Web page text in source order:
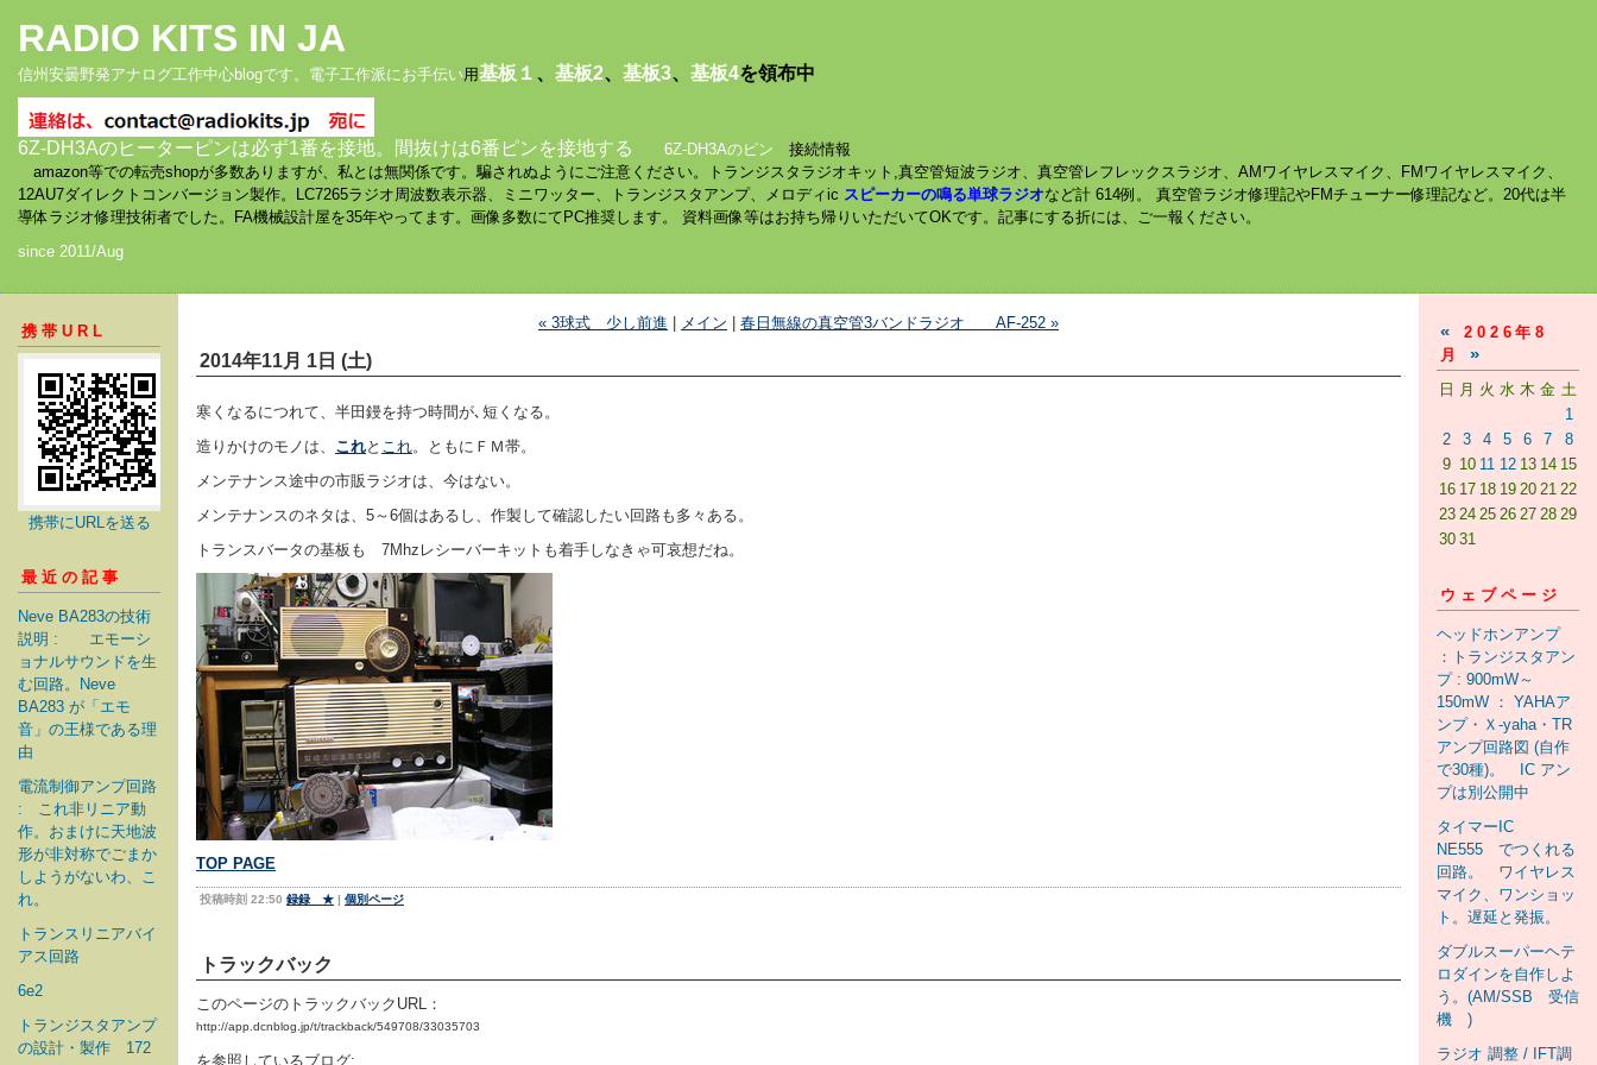
RADIO KITS IN JA
信州安曇野発アナログ工作中心blogです。電子工作派にお手伝い用基板１ 、 基板2、 基板3、 基板4を領布中
6Z-DH3Aのヒーターピンは必ず1番を接地。間抜けは6番ピンを接地する 6Z-DH3Aのピン 接続情報
amazon等での転売shopが多数ありますが、私とは無関係です。騙されぬようにご注意ください。トランジスタラジオキット,真空管短波ラジオ、真空管レフレックスラジオ、AMワイヤレスマイク、FMワイヤレスマイク、
12AU7ダイレクトコンバージョン製作。LC7265ラジオ周波数表示器、ミニワッター、トランジスタアンプ、メロディic スピーカーの鳴る単球ラジオなど計 614例。 真空管ラジオ修理記やFMチューナー修理記など。20代は半
導体ラジオ修理技術者でした。FA機械設計屋を35年やってます。画像多数にてPC推奨します。 資料画像等はお持ち帰りいただいてOKです。記事にする折には、ご一報ください。
since 2011/Aug
携帯URL
携帯にURLを送る
最近の記事
Neve BA283の技術
説明 : エモーシ
ョナルサウンドを生
む回路。Neve
BA283 が「エモ
音」の王様である理
由
電流制御アンプ回路
: これ非リニア動
作。おまけに天地波
形が非対称でごまか
しようがないわ、こ
れ。
トランスリニアバイ
アス回路
6e2
トランジスタアンプ
の設計・製作 172
« 3球式 少し前進 メイン 春日無線の真空管3バンドラジオ AF-252 »
2014年11月 1日 (土)
寒くなるにつれて、半田鏝を持つ時間が､短くなる。
造りかけのモノは、 これと これ。ともにＦＭ帯。
メンテナンス途中の市販ラジオは、今はない。
メンテナンスのネタは、5～6個はあるし、作製して確認したい回路も多々ある。
トランスバータの基板も 7Mhzレシーバーキットも着手しなきゃ可哀想だね。
TOP PAGE
投稿時刻 22:50 録録 ★ | 個別ページ
トラックバック
このページのトラックバックURL：
http://app.dcnblog.jp/t/trackback/549708/33035703
を参照しているブログ:
« 2026年8
月
»
日 月 火 水 木 金 土
1
2
3 4 5 6 7
8
9 10 11 12 13 14 15
16 17 18 19 20 21 22
23 24 25 26 27 28 29
30 31
ウェブページ
ヘッドホンアンプ
：トランジスタアン
プ : 900mW～
150mW ： YAHAア
ンプ・Ｘ-yaha・TR
アンプ回路図 (自作
で30種)。 IC アン
プは別公開中
タイマーIC
NE555 でつくれる
回路。 ワイヤレス
マイク、ワンショッ
ト。遅延と発振。
ダブルスーパーヘテ
ロダインを自作しよ
う。(AM/SSB 受信
機 )
ラジオ 調整 / IFT調